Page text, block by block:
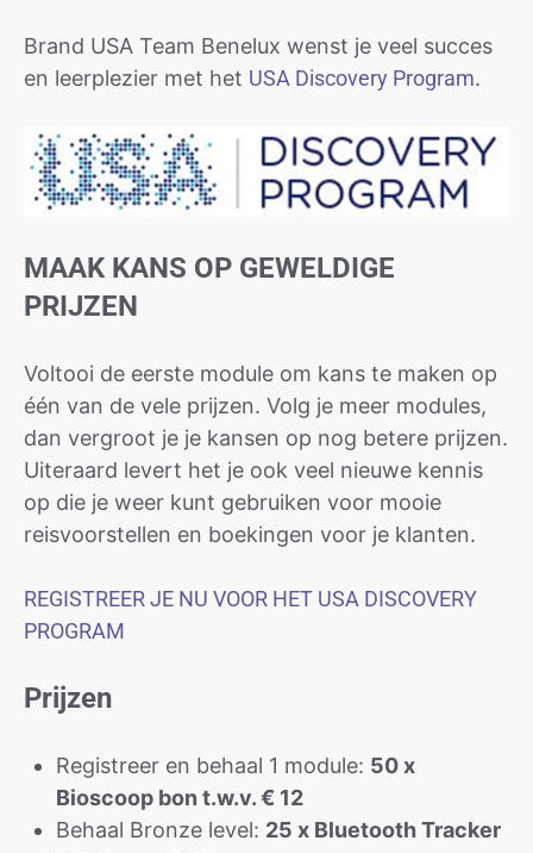
Brand USA Team Benelux wenst je veel succes
en leerplezier met het USA Discovery Program.
MAAK KANS OP GEWELDIGE
PRIJZEN
Voltooi de eerste module om kans te maken op
één van de vele prijzen. Volg je meer modules,
dan vergroot je je kansen op nog betere prijzen.
Uiteraard levert het je ook veel nieuwe kennis
op die je weer kunt gebruiken voor mooie
reisvoorstellen en boekingen voor je klanten.
REGISTREER JE NU VOOR HET USA DISCOVERY
PROGRAM
Prijzen
Registreer en behaal 1 module: 50 x
Bioscoop bon t.w.v. € 12
Behaal Bronze level: 25 x Bluetooth Tracker